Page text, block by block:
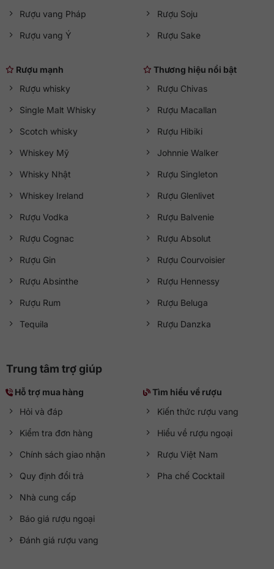
Rượu vang Pháp
Rượu vang Ý
Rượu Soju
Rượu Sake
Rượu mạnh
Rượu whisky
Single Malt Whisky
Scotch whisky
Whiskey Mỹ
Whisky Nhật
Whiskey Ireland
Rượu Vodka
Rượu Cognac
Rượu Gin
Rượu Absinthe
Rượu Rum
Tequila
Thương hiệu nổi bật
Rượu Chivas
Rượu Macallan
Rượu Hibiki
Johnnie Walker
Rượu Singleton
Rượu Glenlivet
Rượu Balvenie
Rượu Absolut
Rượu Courvoisier
Rượu Hennessy
Rượu Beluga
Rượu Danzka
Trung tâm trợ giúp
Hỗ trợ mua hàng
Hỏi và đáp
Kiểm tra đơn hàng
Chính sách giao nhận
Quy định đổi trả
Nhà cung cấp
Báo giá rượu ngoại
Đánh giá rượu vang
Tìm hiểu về rượu
Kiến thức rượu vang
Hiểu về rượu ngoại
Rượu Việt Nam
Pha chế Cocktail